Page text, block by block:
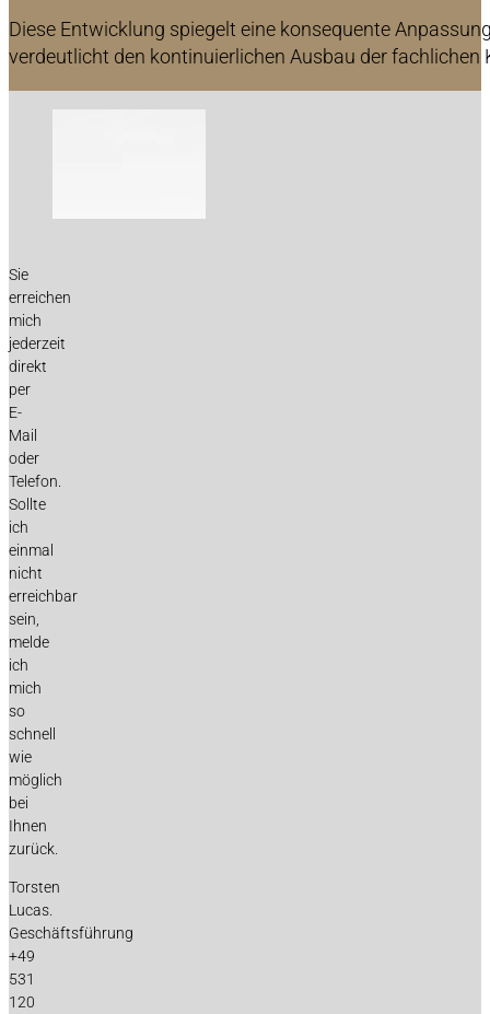
Diese Entwicklung spiegelt eine konsequente
verdeutlicht den kontinuierlichen Ausbau der fachlichen
Sie
erreichen
mich
jederzeit
direkt
per
E-
Mail
oder
Telefon.
Sollte
ich
einmal
nicht
erreichbar
sein,
melde
ich
mich
so
schnell
wie
möglich
bei
Ihnen
zurück.
Torsten
Lucas.
Geschäftsführung
+49
531
120